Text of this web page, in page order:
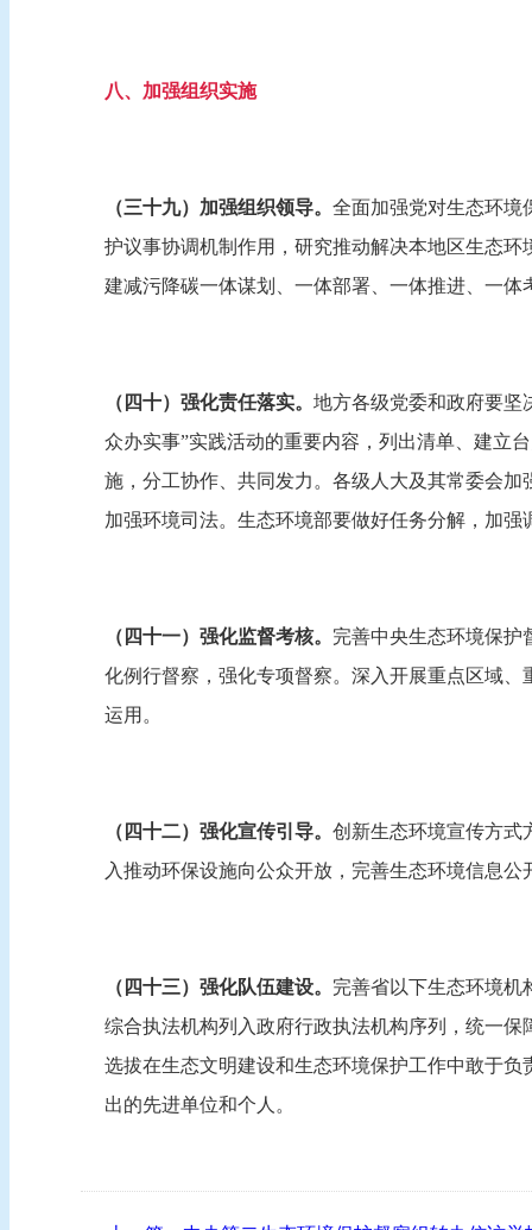
八、加强组织实施
（三十九）加强组织领导。 全面加强党对生态环境
护议事协调机制作用，研究推动解决本地区生态
建减污降碳一体谋划、一体部署、一体推进、一
（四十）强化责任落实。 地方各级党委和政府要坚
众办实事”实践活动的重要内容，列出清单、建立
施，分工协作、共同发力。各级人大及其常委会
加强环境司法。生态环境部要做好任务分解，加
（四十一）强化监督考核。 完善中央生态环境保护
化例行督察，强化专项督察。深入开展重点区域
运用。
（四十二）强化宣传引导。 创新生态环境宣传方式
入推动环保设施向公众开放，完善生态环境信息
（四十三）强化队伍建设。 完善省以下生态环境机
综合执法机构列入政府行政执法机构序列，统一
选拔在生态文明建设和生态环境保护工作中敢于
出的先进单位和个人。